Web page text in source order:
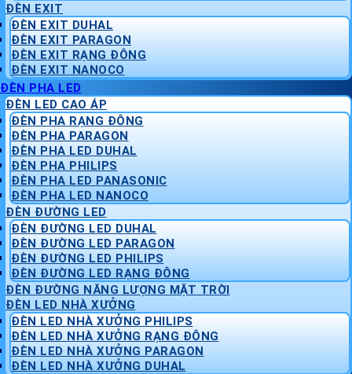
ĐÈN EXIT
ĐÈN EXIT DUHAL
ĐÈN EXIT PARAGON
ĐÈN EXIT RẠNG ĐÔNG
ĐÈN EXIT NANOCO
ĐÈN PHA LED
ĐÈN LED CAO ÁP
ĐÈN PHA RẠNG ĐÔNG
ĐÈN PHA PARAGON
ĐÈN PHA LED DUHAL
ĐÈN PHA PHILIPS
ĐÈN PHA LED PANASONIC
ĐÈN PHA LED NANOCO
ĐÈN ĐƯỜNG LED
ĐÈN ĐƯỜNG LED DUHAL
ĐÈN ĐƯỜNG LED PARAGON
ĐÈN ĐƯỜNG LED PHILIPS
ĐÈN ĐƯỜNG LED RẠNG ĐÔNG
ĐÈN ĐƯỜNG NĂNG LƯỢNG MẶT TRỜI
ĐÈN LED NHÀ XƯỞNG
ĐÈN LED NHÀ XƯỞNG PHILIPS
ĐÈN LED NHÀ XƯỞNG RẠNG ĐÔNG
ĐÈN LED NHÀ XƯỞNG PARAGON
ĐÈN LED NHÀ XƯỞNG DUHAL